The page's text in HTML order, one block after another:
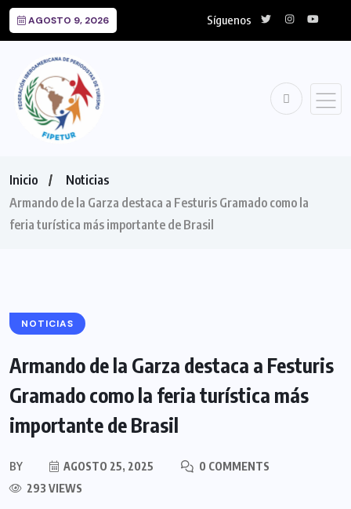
AGOSTO 9, 2026 Síguenos
Inicio
Noticias
Armando de la Garza destaca a Festuris Gramado como la
feria turística más importante de Brasil
NOTICIAS
Armando de la Garza destaca a Festuris
Gramado como la feria turística más
importante de Brasil
BY AGOSTO 25, 2025
0 COMMENTS
293 VIEWS